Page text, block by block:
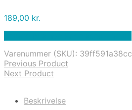
189,00 kr.
Varenummer (SKU): 39ff591a38cc
Previous Product
Next Product
Beskrivelse